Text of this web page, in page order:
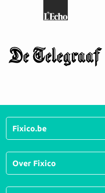
Fixico.be
Alle herstellingen
Alle soorten schades
Veelgestelde vragen
Over Fixico